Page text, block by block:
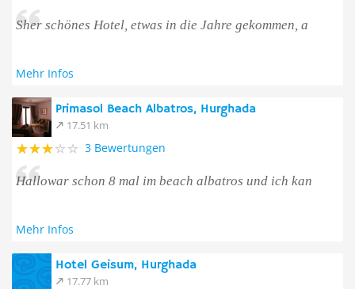
Sher schönes Hotel, etwas in die Jahre gekommen, a
Mehr Infos
Primasol Beach Albatros, Hurghada
17.51 km
3 Bewertungen
Hallowar schon 8 mal im beach albatros und ich kan
Mehr Infos
Hotel Geisum, Hurghada
17.77 km